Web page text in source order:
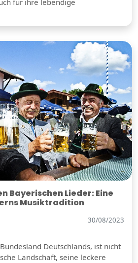
für ihre lebendige
Bayerischen Lieder: Eine
Musiktradition
30/08/2023
Deutschlands, ist nicht
Landschaft, seine leckere